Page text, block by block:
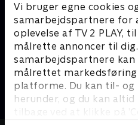
Vi bruger egne cookies
samarbejdspartnere for
oplevelse af TV 2 PLAY,
målrette annoncer til dig.
samarbejdspartnere
målrettet markedsføring
platforme. Du kan til-
herunder, og du kan
tilbage ved at klikke på
Smag for mord
Krimi & Spænding • 1 sæsoner